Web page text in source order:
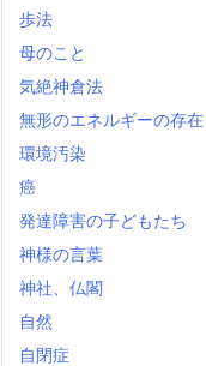
歩法
母のこと
気絶神倉法
無形のエネルギーの存在
環境汚染
癌
発達障害の子どもたち
神様の言葉
神社、仏閣
自然
自閉症